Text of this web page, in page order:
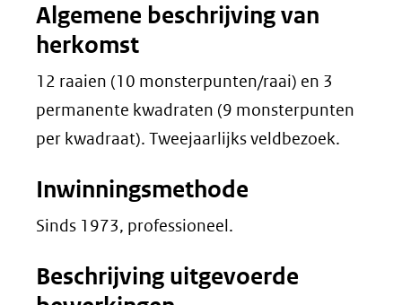
Algemene beschrijving van
herkomst
12 raaien (10 monsterpunten/raai) en 3
permanente kwadraten (9 monsterpunten
per kwadraat). Tweejaarlijks veldbezoek.
Inwinningsmethode
Sinds 1973, professioneel.
Beschrijving uitgevoerde